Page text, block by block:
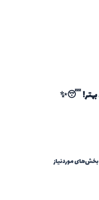
بخش‌های موردنیاز